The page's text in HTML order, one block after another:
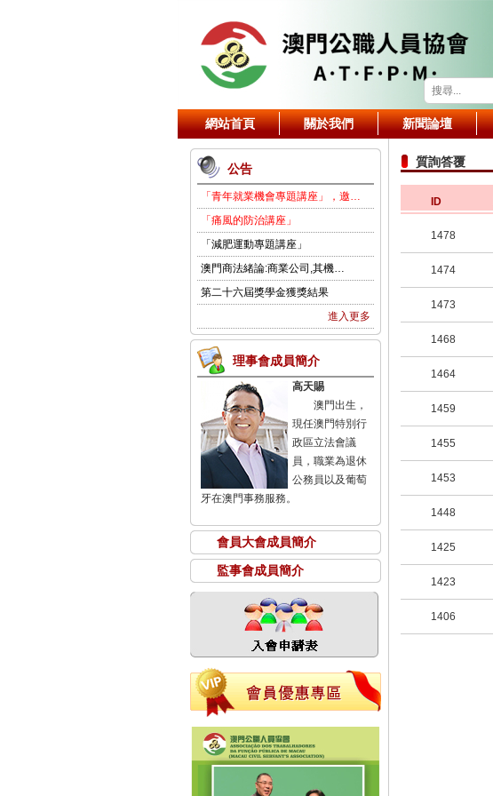
網站首頁 關於我們 新聞論壇
公告
「青年就業機會專題講座」，邀…
「痛風的防治講座」
「減肥運動專題講座」
澳門商法緒論:商業公司,其機…
第二十六屆獎學金獲獎結果
進入更多
理事會成員簡介
高天賜
澳門出生，
現任澳門特別行
政區立法會議
員，職業為退休
公務員以及葡萄
牙在澳門事務服務。
會員大會成員簡介
監事會成員簡介
質詢答覆
ID
1478
1474
1473
1468
1464
1459
1455
1453
1448
1425
1423
1406